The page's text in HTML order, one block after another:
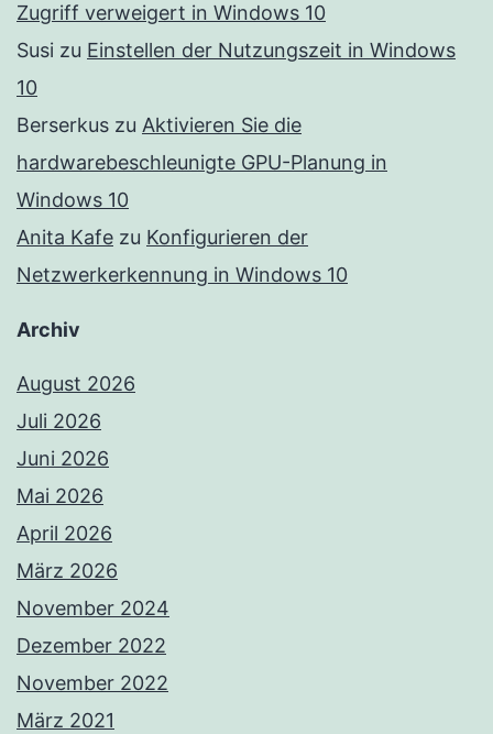
Zugriff verweigert in Windows 10
Susi zu Einstellen der Nutzungszeit in Windows
10
Berserkus zu Aktivieren Sie die
hardwarebeschleunigte GPU-Planung in
Windows 10
Anita Kafe zu Konfigurieren der
Netzwerkerkennung in Windows 10
Archiv
August 2026
Juli 2026
Juni 2026
Mai 2026
April 2026
März 2026
November 2024
Dezember 2022
November 2022
März 2021